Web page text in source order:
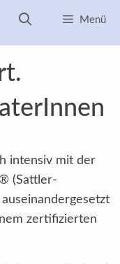
Menü
intensiv mit der
(Sattler-
zertifizierten